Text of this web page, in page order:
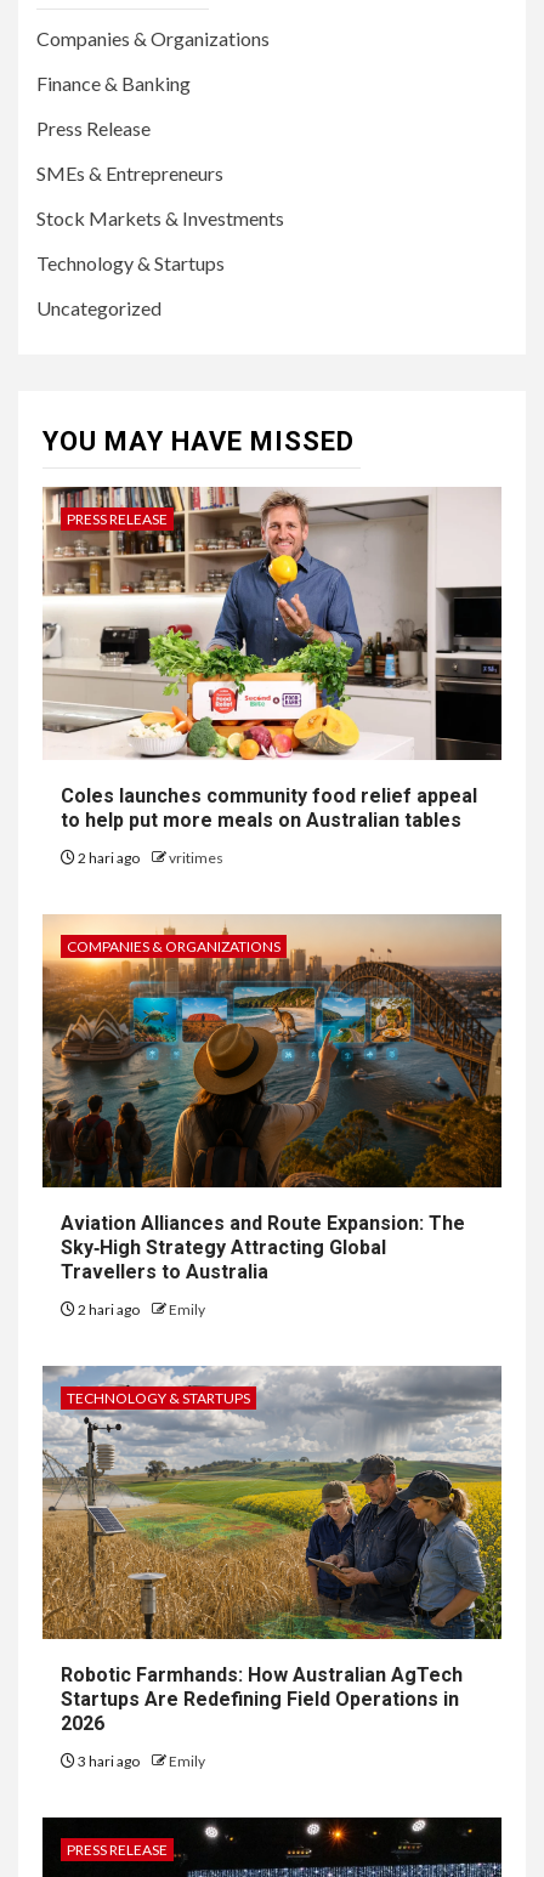
Companies & Organizations
Finance & Banking
Press Release
SMEs & Entrepreneurs
Stock Markets & Investments
Technology & Startups
Uncategorized
YOU MAY HAVE MISSED
PRESS RELEASE
Coles launches community food relief appeal
to help put more meals on Australian tables
2 hari ago vritimes
COMPANIES & ORGANIZATIONS
Aviation Alliances and Route Expansion: The
Sky‑High Strategy Attracting Global
Travellers to Australia
2 hari ago Emily
TECHNOLOGY & STARTUPS
Robotic Farmhands: How Australian AgTech
Startups Are Redefining Field Operations in
2026
3 hari ago Emily
PRESS RELEASE